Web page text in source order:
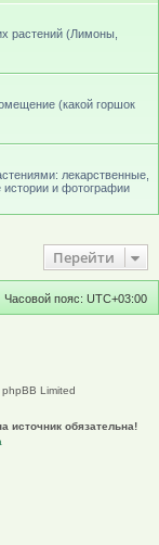
растений (Лимоны,
(какой горшок
лекарственные,
и фотографии
Перейти
Часовой пояс: UTC+03:00
Limited
источник обязательна!